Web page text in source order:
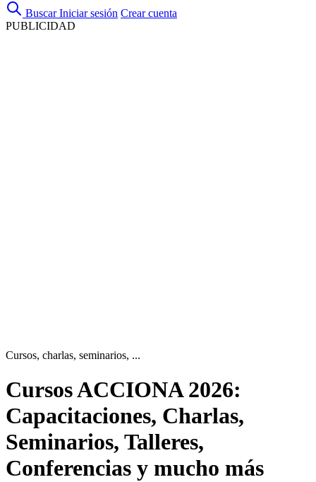
Buscar Iniciar sesión Crear cuenta
PUBLICIDAD
Cursos, charlas, seminarios, ...
Cursos ACCIONA2026:
Capacitaciones, Charlas,
Seminarios, Talleres,
Conferencias y mucho más